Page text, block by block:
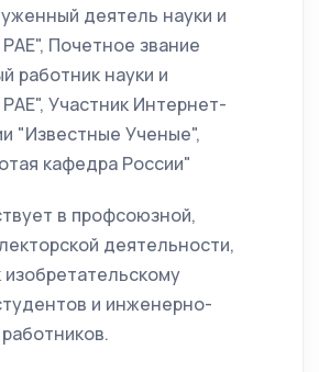
деятель науки и
Почетное звание
работник науки и
Участник Интернет-
"Известные Ученые",
кафедра России"
в профсоюзной,
деятельности,
изобретательскому
и инженерно-